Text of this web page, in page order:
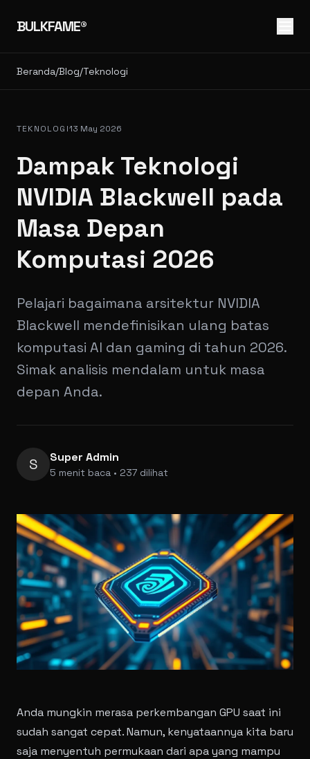
BULKFAME®
Beranda/Blog/Teknologi
TEKNOLOGI13 May 2026
Dampak Teknologi
NVIDIA Blackwell pada
Masa Depan
Komputasi 2026
Pelajari bagaimana arsitektur NVIDIA
Blackwell mendefinisikan ulang batas
komputasi AI dan gaming di tahun 2026.
Simak analisis mendalam untuk masa
depan Anda.
S Super Admin
5 menit baca • 237 dilihat
Anda mungkin merasa perkembangan GPU saat ini
sudah sangat cepat. Namun, kenyataannya kita baru
saja menyentuh permukaan dari apa yang mampu